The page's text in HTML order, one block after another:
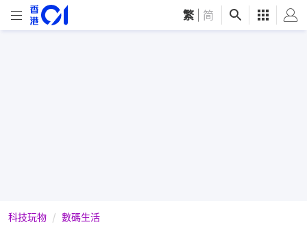
繁 简
科技玩物 數碼生活